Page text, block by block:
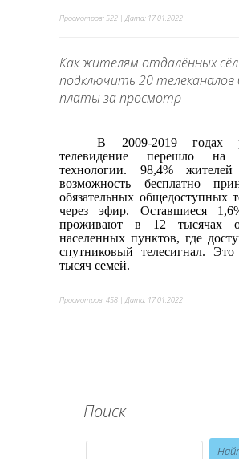
Просмотров: 522 | Дата: 17.01.2022
Как жителям отдалённых сёл
подключить 20 телеканалов
платы за просмотр
В 2009-2019 годах
телевидение перешло на
технологии. 98,4%
возможность бесплатно
обязательных общедоступных
через эфир. Оставшиеся
проживают в 12 тысячах
населенных пунктов, где
спутниковый телесигнал.
тысяч семей.
Просмотров: 458 | Дата: 17.01.2022
Поиск